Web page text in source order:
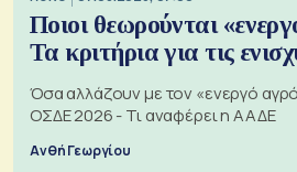
Ποιοι θεωρούνται
Τα κριτήρια για τις
Όσα αλλάζουν με τον «ενεργό
ΟΣΔΕ 2026 - Τι αναφέρει η ΑΑΔΕ
Ανθή Γεωργίου